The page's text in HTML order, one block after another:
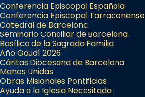
Conferencia Episcopal Española
Conferencia Episcopal Tarraconense
Catedral de Barcelona
Seminario Conciliar de Barcelona
Basílica de la Sagrada Familia
Año Gaudí 2026
Cáritas Diocesana de Barcelona
Manos Unidas
Obras Misionales Pontificias
Ayuda a la Iglesia Necesitada